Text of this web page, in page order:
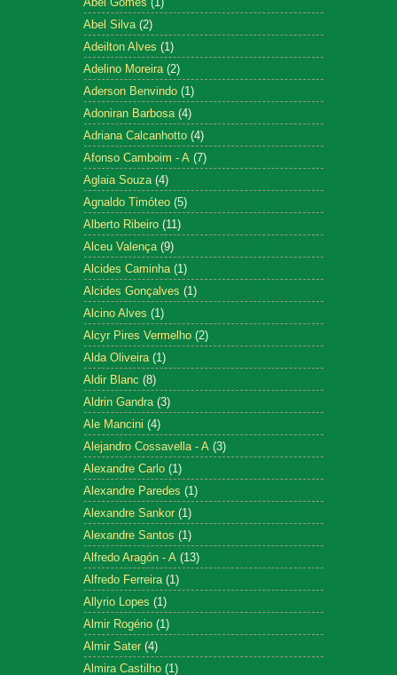
Abel Silva (2)
Adeilton Alves (1)
Adelino Moreira (2)
Aderson Benvindo (1)
Adoniran Barbosa (4)
Adriana Calcanhotto (4)
Afonso Camboim - A (7)
Aglaia Souza (4)
Agnaldo Timóteo (5)
Alberto Ribeiro (11)
Alceu Valença (9)
Alcides Caminha (1)
Alcides Gonçalves (1)
Alcino Alves (1)
Alcyr Pires Vermelho (2)
Alda Oliveira (1)
Aldir Blanc (8)
Aldrin Gandra (3)
Ale Mancini (4)
Alejandro Cossavella - A (3)
Alexandre Carlo (1)
Alexandre Paredes (1)
Alexandre Sankor (1)
Alexandre Santos (1)
Alfredo Aragón - A (13)
Alfredo Ferreira (1)
Allyrio Lopes (1)
Almir Rogério (1)
Almir Sater (4)
Almira Castilho (1)